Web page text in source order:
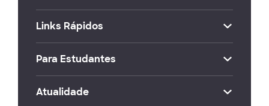
Links Rápidos
Para Estudantes
Atualidade